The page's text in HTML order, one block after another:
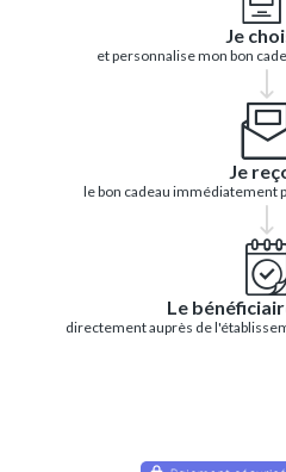
Je
et personnalise mon bon
Je
le bon cadeau immédiatement
Le
directement auprès de